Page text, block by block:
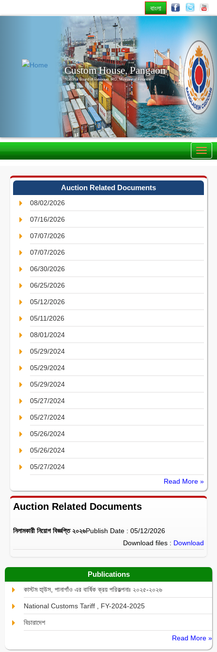
বাংলা
Custom House, Pangaon
National Board of Revenue, IRD, Ministry of Finance
Auction Related Documents
08/02/2026
07/16/2026
07/07/2026
07/07/2026
06/30/2026
06/25/2026
05/12/2026
05/11/2026
08/01/2024
05/29/2024
05/29/2024
05/29/2024
05/27/2024
05/27/2024
05/26/2024
05/26/2024
05/27/2024
Read More »
Auction Related Documents
নিলামকারী নিয়োগ বিজ্ঞপ্তি ২০২৬Publish Date : 05/12/2026
Download files : Download
Publications
কাস্টম হা্উস, পানাগাঁও এর বার্ষিক ক্রয় পরিকল্পনাঃ ২০২৫-২০২৬
National Customs Tariff , FY-2024-2025
বিচারাদেশ
Read More »